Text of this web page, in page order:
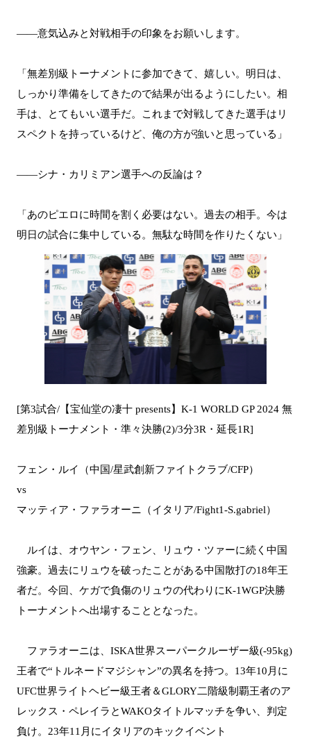
――意気込みと対戦相手の印象をお願いします。
「無差別級トーナメントに参加できて、嬉しい。明日は、
しっかり準備をしてきたので結果が出るようにしたい。相
手は、とてもいい選手だ。これまで対戦してきた選手はリ
スペクトを持っているけど、俺の方が強いと思っている」
――シナ・カリミアン選手への反論は？
「あのピエロに時間を割く必要はない。過去の相手。今は
明日の試合に集中している。無駄な時間を作りたくない」
[第3試合/【宝仙堂の凄十 presents】K-1 WORLD GP 2024 無
差別級トーナメント・準々決勝(2)/3分3R・延長1R]
フェン・ルイ（中国/星武創新ファイトクラブ/CFP）
vs
マッティア・ファラオーニ（イタリア/Fight1-S.gabriel）
ルイは、オウヤン・フェン、リュウ・ツァーに続く中国
強豪。過去にリュウを破ったことがある中国散打の18年王
者だ。今回、ケガで負傷のリュウの代わりにK-1WGP決勝
トーナメントへ出場することとなった。
ファラオーニは、ISKA世界スーパークルーザー級(-95kg)
王者で“トルネードマジシャン”の異名を持つ。13年10月に
UFC世界ライトヘビー級王者＆GLORY二階級制覇王者のア
レックス・ペレイラとWAKOタイトルマッチを争い、判定
負け。23年11月にイタリアのキックイベント